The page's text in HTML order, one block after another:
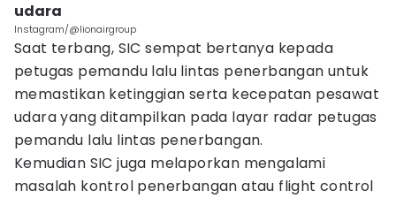
udara
Instagram/@lionairgroup
Saat terbang, SIC sempat bertanya kepada
petugas pemandu lalu lintas penerbangan untuk
memastikan ketinggian serta kecepatan pesawat
udara yang ditampilkan pada layar radar petugas
pemandu lalu lintas penerbangan.
Kemudian SIC juga melaporkan mengalami
masalah kontrol penerbangan atau flight control